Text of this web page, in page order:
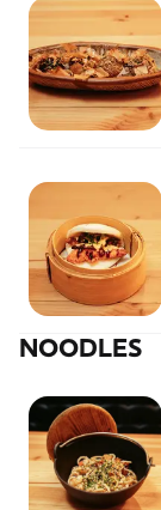
NOODLES